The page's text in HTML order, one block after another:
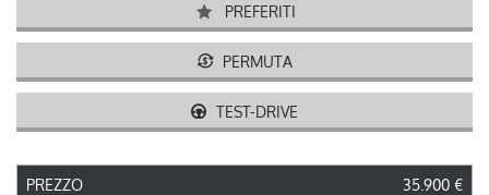
PREFERITI
PERMUTA
TEST-DRIVE
PREZZO 35.900 €